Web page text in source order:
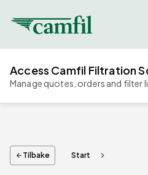
Access Camfil Filtration
Manage quotes, orders and filter
arrow_back Tilbake Start chevron_right